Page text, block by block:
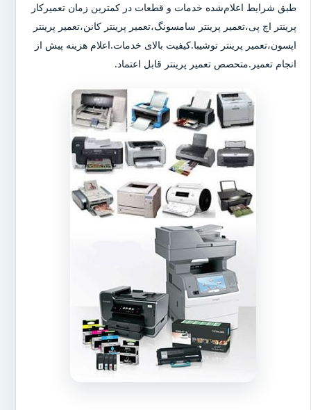
طبق شرایط اعلام‌شده خدمات و قطعات در کمترین زمان تعمیرکار
پرینتر اچ پی،تعمیر پرینتر سامسونگ،تعمیر پرینتر کانن،تعمیر پرینتر
اپسون،تعمیر پرینتر توشیبا.کیفیت بالای خدمات.اعلام هزینه پیش از
انجام تعمیر.متحصص تعمیر پرینتر قابل اعتماد.